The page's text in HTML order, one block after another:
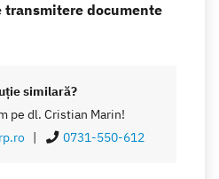
documente
similară?
pe dl. Cristian Marin!
| 0731-550-612